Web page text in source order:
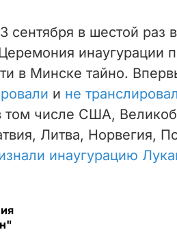
сентября в шестой раз
инаугурации
в Минске тайно.
и не
том числе США,
Литва, Норвегия,
инаугурацию